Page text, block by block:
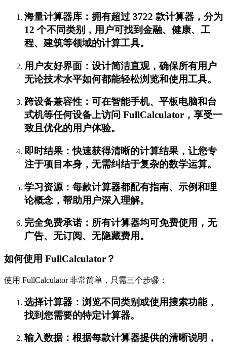
海量计算器库：拥有超过 3722 款计算器，分为
12 个不同类别，用户可找到金融、健康、工
程、建筑等领域的计算工具。
用户友好界面：设计简洁直观，确保所有用户
无论技术水平如何都能轻松浏览和使用工具。
跨设备兼容性：可在智能手机、平板电脑和台
式机等任何设备上访问 FullCalculator，享受一
致且优化的用户体验。
即时结果：快速获得清晰的计算结果，让您专
注于项目本身，无需纠结于复杂的数学运算。
学习资源：每款计算器都配有指南、示例和理
论概念，帮助用户深入理解。
完全免费承诺：所有计算器均可免费使用，无
广告、无订阅、无隐藏费用。
如何使用 FullCalculator？
使用 FullCalculator 非常简单，只需三个步骤：
选择计算器：浏览不同类别或使用搜索功能，
找到您需要的特定计算器。
输入数据：根据每款计算器提供的清晰说明，